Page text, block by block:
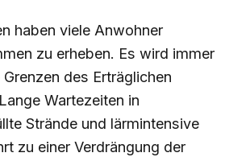
haben viele Anwohner
zu erheben. Es wird immer
des Erträglichen
Wartezeiten in
Strände und lärmintensive
zu einer Verdrängung der